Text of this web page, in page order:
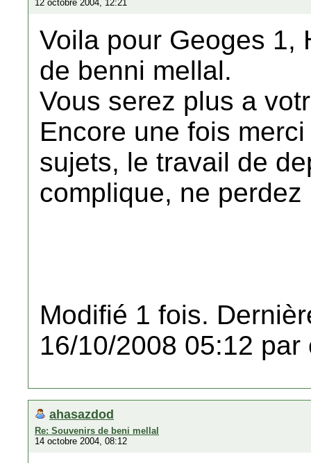
12 octobre 2004, 12:21
Voila pour Geoges 1,
de benni mellal.
Vous serez plus a
Encore une fois
sujets, le travail de
complique, ne
Modifié 1 fois.
16/10/2008 05:12 par
ahasazdod
Re: Souvenirs de beni mellal
14 octobre 2004, 08:12